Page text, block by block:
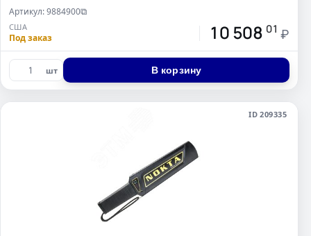
Артикул: 9884900⧉
США
Под заказ 10 508 01 ₽
шт В корзину
ID 209335